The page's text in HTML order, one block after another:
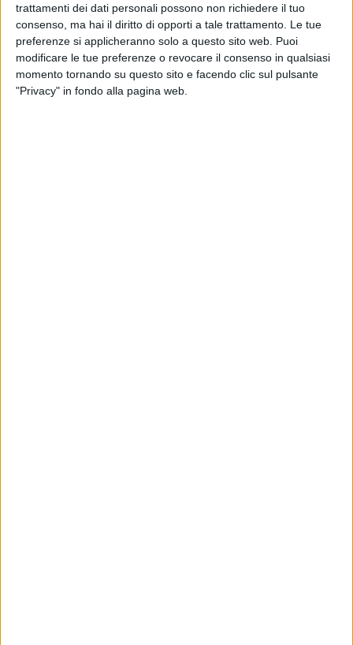
trattamenti dei dati personali possono non richiedere il tuo
consenso, ma hai il diritto di opporti a tale trattamento. Le tue
preferenze si applicheranno solo a questo sito web. Puoi
modificare le tue preferenze o revocare il consenso in qualsiasi
momento tornando su questo sito e facendo clic sul pulsante
"Privacy" in fondo alla pagina web.
BARLETTA - 21 NOVEMBRE 2018
La Rosito Barletta cede il passo alla
Pallacanestro Molfetta
BARLETTA - 18 NOVEMBRE 2018
Frantoio Muraglia Barletta chiamato all'esame